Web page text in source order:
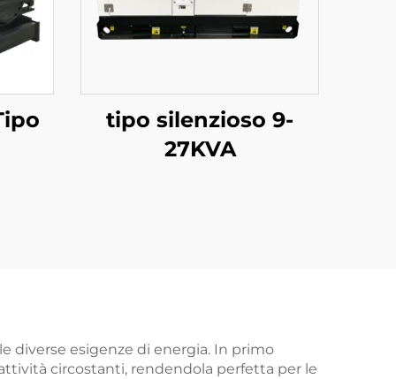
tipo silenzioso 9-
27KVA
diverse esigenze di energia. In primo
circostanti, rendendola perfetta per le